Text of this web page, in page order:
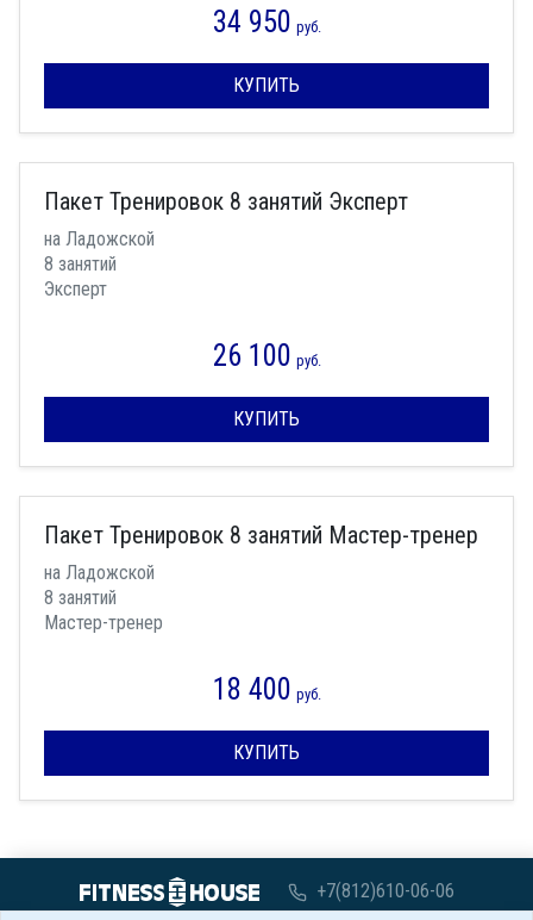
34 950 руб.
КУПИТЬ
Пакет Тренировок 8 занятий Эксперт
на Ладожской
8 занятий
Эксперт
26 100 руб.
КУПИТЬ
Пакет Тренировок 8 занятий Мастер-тренер
на Ладожской
8 занятий
Мастер-тренер
18 400 руб.
КУПИТЬ
+7(812)610-06-06